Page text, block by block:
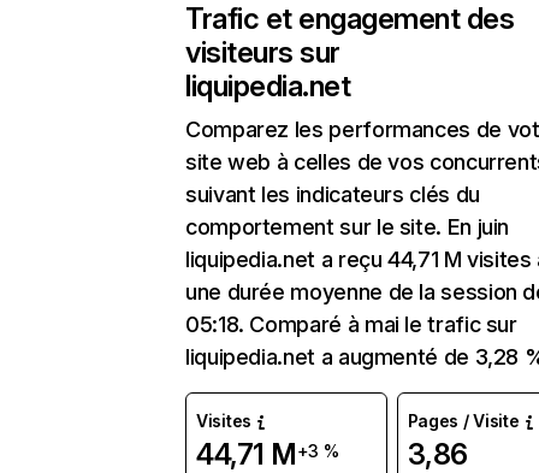
Trafic et engagement des
visiteurs sur
liquipedia.net
Comparez les performances de
site web à celles de vos
suivant les indicateurs clés du
comportement sur le site. En juin
liquipedia.net a reçu 44,71 M visites
une durée moyenne de la session
05:18. Comparé à mai le trafic sur
liquipedia.net a augmenté de 3,28
Visites
44,71 M+3 %
Pages / Visite
3,86